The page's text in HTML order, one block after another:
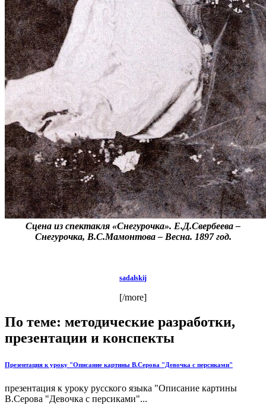
Сцена из спектакля «Снегурочка». Е.Д.Свербеева –
Снегурочка, В.С.Мамонтова – Весна. 1897 год.
sadalskij
[/more]
По теме: методические разработки,
презентации и конспекты
Презентация к уроку "Описание картины В.Серова "Девочка с персиками"
презентация к уроку русского языка "Описание картины
В.Серова "Девочка с персиками"...